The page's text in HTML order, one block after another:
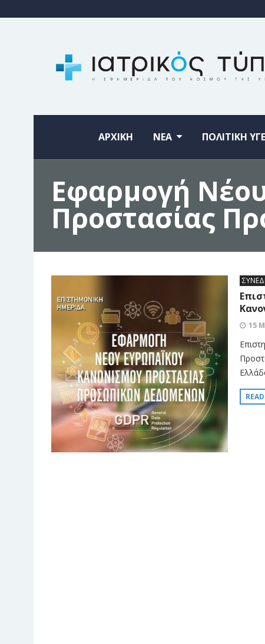
ΑΡΧΙΚΗ ΝΕΑ ΠΟΛΙΤΙΚΗ
Εφαρμογή
Προστασίας
15